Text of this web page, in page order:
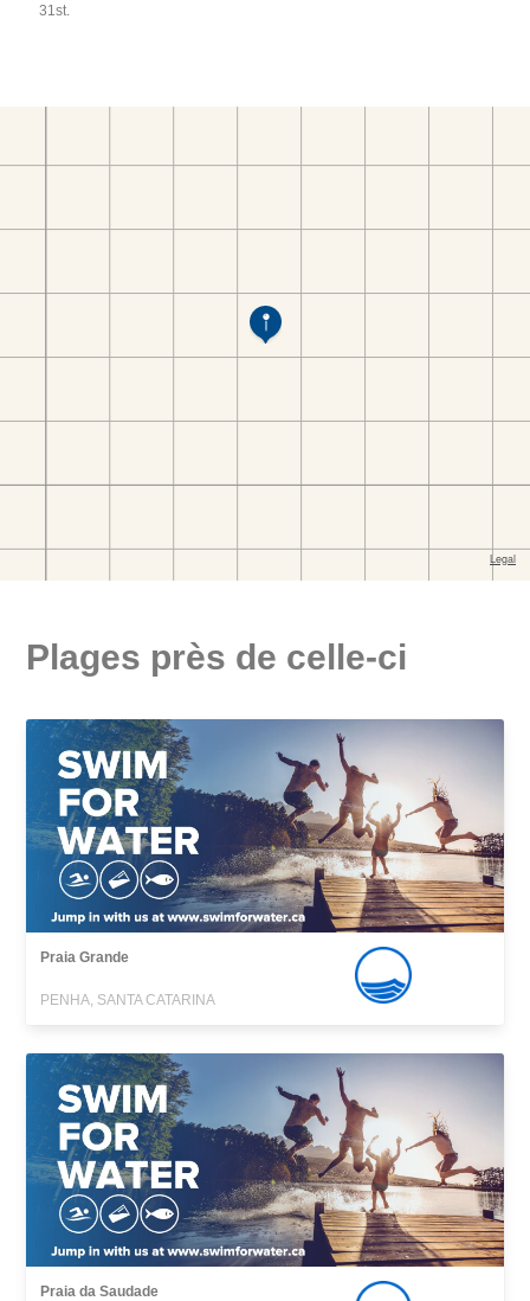
31st.
Plages près de celle-ci
Praia Grande
PENHA, SANTA CATARINA
Praia da Saudade